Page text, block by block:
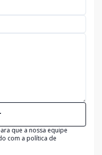
que a nossa equipe
com a política de